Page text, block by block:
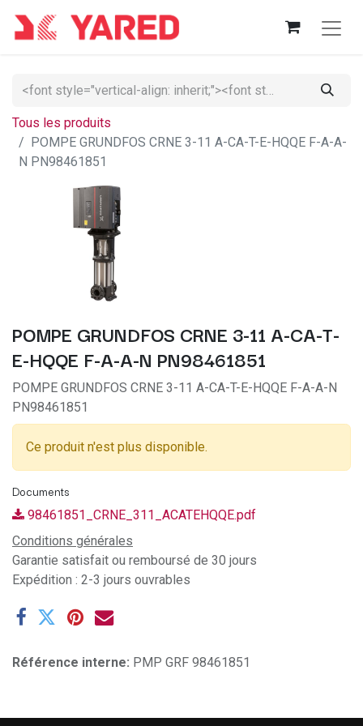
Tous les produits
POMPE GRUNDFOS CRNE 3-11 A-CA-T-E-HQQE F-A-A-
N PN98461851
POMPE GRUNDFOS CRNE 3-11 A-CA-T-
E-HQQE F-A-A-N PN98461851
POMPE GRUNDFOS CRNE 3-11 A-CA-T-E-HQQE F-A-A-N
PN98461851
Ce produit n'est plus disponible.
Documents
98461851_CRNE_311_ACATEHQQE.pdf
Conditions générales
Garantie satisfait ou remboursé de 30 jours
Expédition : 2-3 jours ouvrables
Référence interne: PMP GRF 98461851